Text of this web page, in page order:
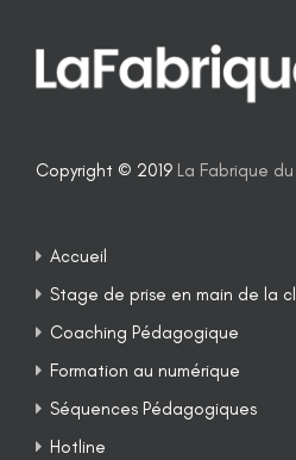
Copyright © 2019 La Fabrique
Accueil
Stage de prise en main de la
Coaching Pédagogique
Formation au numérique
Séquences Pédagogiques
Hotline